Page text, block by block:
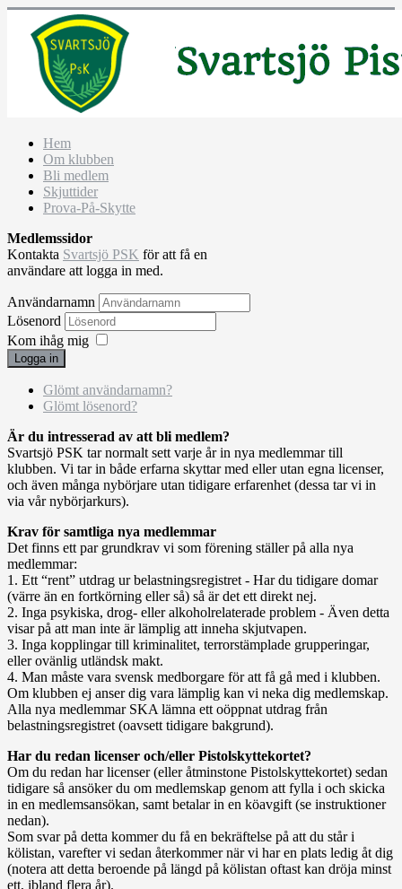
Hem
Om klubben
Bli medlem
Skjuttider
Prova-På-Skytte
Medlemssidor
Kontakta Svartsjö PSK för att få en
användare att logga in med.
Användarnamn
Lösenord
Kom ihåg mig
Logga in
Glömt användarnamn?
Glömt lösenord?
Är du intresserad av att bli medlem?
Svartsjö PSK tar normalt sett varje år in nya medlemmar till
klubben. Vi tar in både erfarna skyttar med eller utan egna licenser,
och även många nybörjare utan tidigare erfarenhet (dessa tar vi in
via vår nybörjarkurs).
Krav för samtliga nya medlemmar
Det finns ett par grundkrav vi som förening ställer på alla nya
medlemmar:
1. Ett “rent” utdrag ur belastningsregistret - Har du tidigare domar
(värre än en fortkörning eller så) så är det ett direkt nej.
2. Inga psykiska, drog- eller alkoholrelaterade problem - Även detta
visar på att man inte är lämplig att inneha skjutvapen.
3. Inga kopplingar till kriminalitet, terrorstämplade grupperingar,
eller ovänlig utländsk makt.
4. Man måste vara svensk medborgare för att få gå med i klubben.
Om klubben ej anser dig vara lämplig kan vi neka dig medlemskap.
Alla nya medlemmar SKA lämna ett oöppnat utdrag från
belastningsregistret (oavsett tidigare bakgrund).
Har du redan licenser och/eller Pistolskyttekortet?
Om du redan har licenser (eller åtminstone Pistolskyttekortet) sedan
tidigare så ansöker du om medlemskap genom att fylla i och skicka
in en medlemsansökan, samt betalar in en köavgift (se instruktioner
nedan).
Som svar på detta kommer du få en bekräftelse på att du står i
kölistan, varefter vi sedan återkommer när vi har en plats ledig åt dig
(notera att detta beroende på längd på kölistan oftast kan dröja minst
ett, ibland flera år).